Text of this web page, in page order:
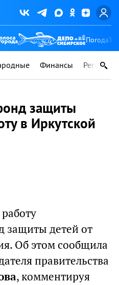
Погода
Финансы Регионы
защиты
в Иркутской
защиты детей от
Об этом сообщила
правительства
, комментируя